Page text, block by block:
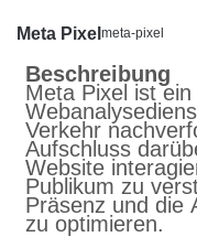
Meta Pixel meta-pixel
Beschreibung
Meta Pixel ist
Verkehr
Aufschluss
Website
Publikum zu
Präsenz und die
zu optimieren.